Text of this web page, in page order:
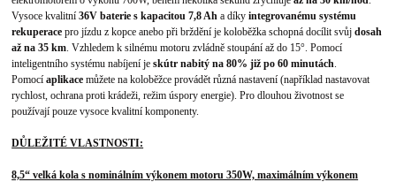
Vysoce kvalitní36V baterie s kapacitou 7,8 Ah a díkyintegrovanému systému
rekuperace pro jízdu z kopce anebo při brždění je koloběžka schopná docílit svůjdosah
až na 35 km . Vzhledem k silnému motoru zvládně stoupání až do 15°. Pomocí
inteligentního systému nabíjení je skútr nabitý na 80% již po 60 minutách
Pomocíaplikace můžete na koloběžce provádět různá nastavení (například nastavovat
rychlost, ochrana proti krádeži, režim úspory energie). Pro dlouhou životnost se
používají pouze vysoce kvalitní komponenty.
DŮLEŽITÉ VLASTNOSTI:
8,5“ velká kola s nominálním výkonem motoru 350W, maximálním výkonem